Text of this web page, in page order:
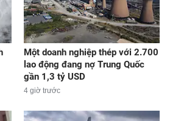
Một doanh nghiệp thép với 2.700
lao động đang nợ Trung Quốc
gần 1,3 tỷ USD
4 giờ trước